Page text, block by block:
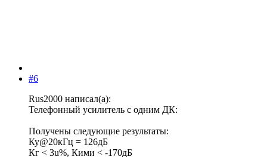
#6
Rus2000 написал(а):
Телефонный усилитель с одним ДК:
Получены следующие результаты:
Ку@20кГц = 126дБ
Кг < 3u%, Кими < -170дБ